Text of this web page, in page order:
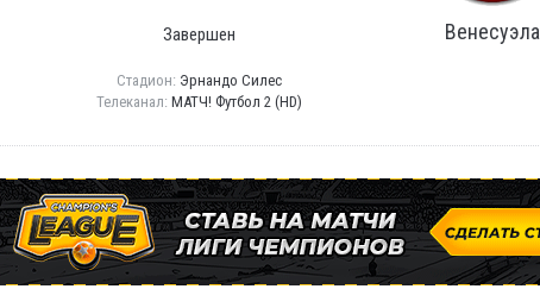
Завершен Венесуэла
Стадион: Эрнандо Силес
Телеканал: МАТЧ! Футбол 2 (HD)